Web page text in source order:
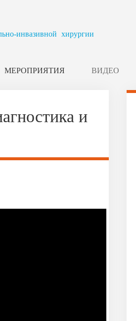
инвазивной хирургии
МЕРОПРИЯТИЯ ВИДЕО
и